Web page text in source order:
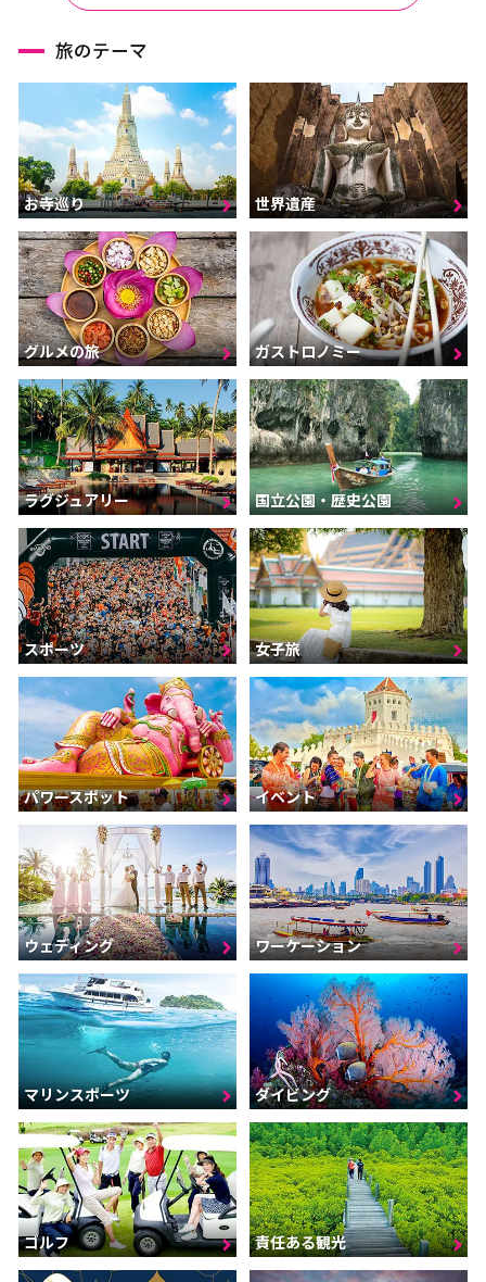
旅のテーマ
お寺巡り 世界遺産
グルメの旅 ガストロノミー
ラグジュアリー 国立公園・歴史公園
スポーツ 女子旅
パワースポット イベント
ウェディング ワーケーション
マリンスポーツ ダイビング
ゴルフ 責任ある観光